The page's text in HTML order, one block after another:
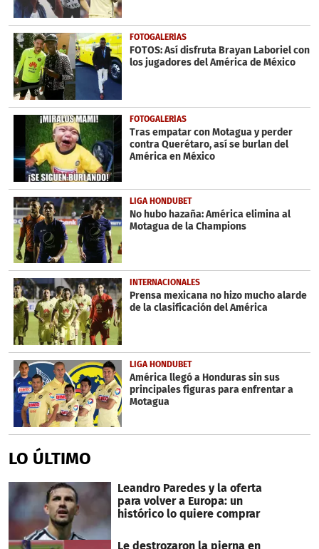
FOTOGALERÍAS
FOTOS: Así disfruta Brayan Laboriel con
los jugadores del América de México
FOTOGALERÍAS
Tras empatar con Motagua y perder
contra Querétaro, así se burlan del
América en México
LIGA HONDUBET
No hubo hazaña: América elimina al
Motagua de la Champions
INTERNACIONALES
Prensa mexicana no hizo mucho alarde
de la clasificación del América
LIGA HONDUBET
América llegó a Honduras sin sus
principales figuras para enfrentar a
Motagua
LO ÚLTIMO
Leandro Paredes y la oferta
para volver a Europa: un
histórico lo quiere comprar
Le destrozaron la pierna en